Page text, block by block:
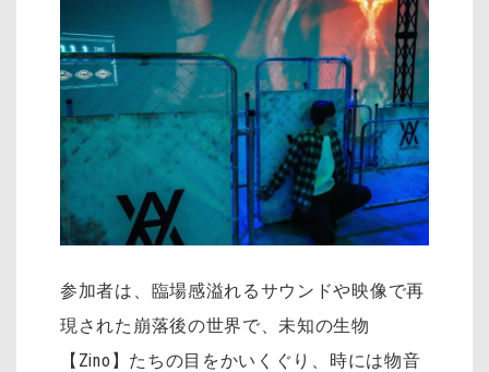
参加者は、臨場感溢れるサウンドや映像で再
現された崩落後の世界で、未知の生物
【Zino】たちの目をかいくぐり、時には物音